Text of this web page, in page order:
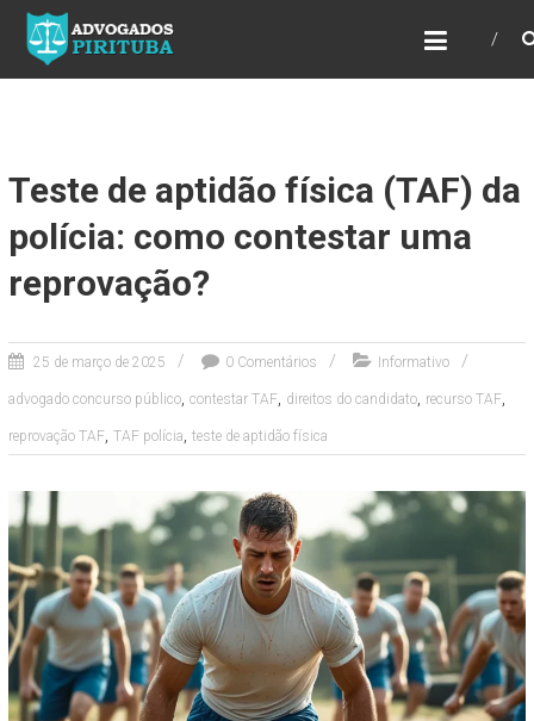
ADVOGADOS PIRITUBA
Precisando de advogado? Entre em contato!
Fazemos toda a assessoria que você
Teste de aptidão física (TAF) da
polícia: como contestar uma
reprovação?
25 de março de 2025 0 Comentários Informativo
advogado concurso público, contestar TAF, direitos do candidato, recurso TAF,
reprovação TAF, TAF polícia, teste de aptidão física